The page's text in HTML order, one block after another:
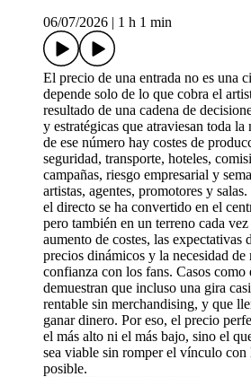
06/07/2026 | 1 h 1 min
El precio de una entrada no es una
depende solo de lo que cobra el
resultado de una cadena de
y estratégicas que atraviesan toda
de ese número hay costes de
seguridad, transporte, hoteles,
campañas, riesgo empresarial y
artistas, agentes, promotores y
el directo se ha convertido en el
pero también en un terreno cada
aumento de costes, las
precios dinámicos y la necesidad
confianza con los fans. Casos
demuestran que incluso una gira
rentable sin merchandising, y que
ganar dinero. Por eso, el precio
el más alto ni el más bajo, sino el
sea viable sin romper el vínculo
posible.